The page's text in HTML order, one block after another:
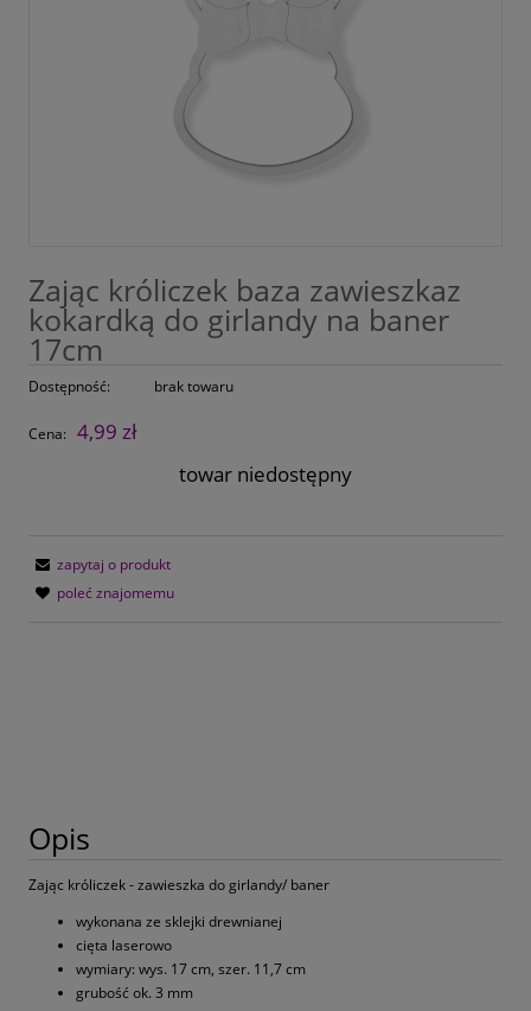
Zając króliczek baza zawieszkaz
kokardką do girlandy na baner
17cm
Dostępność: brak towaru
Cena: 4,99 zł
towar niedostępny
zapytaj o produkt
poleć znajomemu
Opis
Zając króliczek - zawieszka do girlandy/ baner
wykonana ze sklejki drewnianej
cięta laserowo
wymiary: wys. 17 cm, szer. 11,7 cm
grubość ok. 3 mm